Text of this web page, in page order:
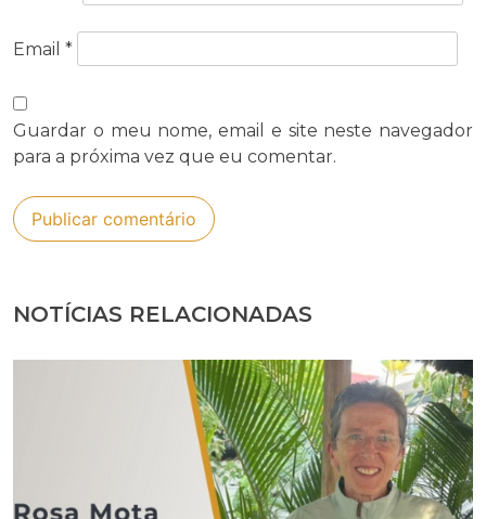
Email *
Guardar o meu nome, email e site neste navegador
para a próxima vez que eu comentar.
NOTÍCIAS RELACIONADAS